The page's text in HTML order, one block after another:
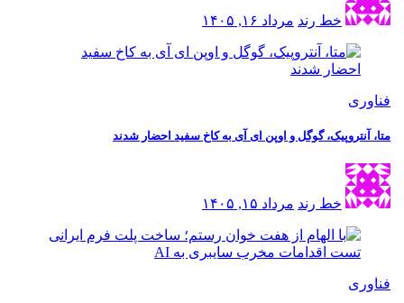
خط رند مرداد ۱۶, ۱۴۰۵
فناوری
متا، آنتروپیک، گوگل و اوپن ای آی به کاخ سفید احضار شدند
خط رند مرداد ۱۵, ۱۴۰۵
فناوری